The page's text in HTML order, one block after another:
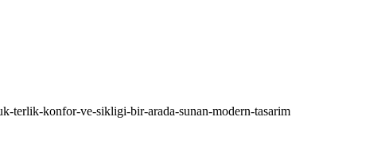
terlik-konfor-ve-sikligi-bir-arada-sunan-modern-tasarim